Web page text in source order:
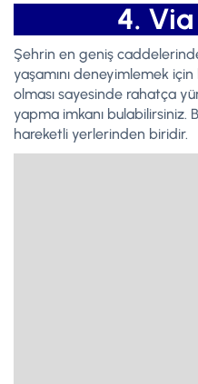
4.
Şehrin en geniş
yaşamını deneyimlemek
olması sayesinde rahatça
yapma imkanı bulabilirsiniz.
hareketli yerlerinden biridir.